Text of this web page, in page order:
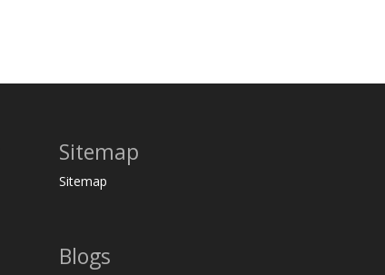
Sitemap
Sitemap
Blogs